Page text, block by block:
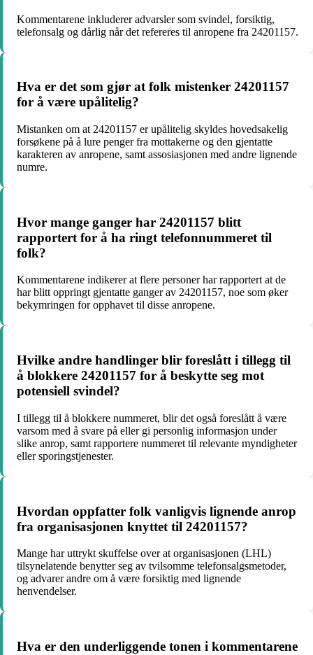
Kommentarene inkluderer advarsler som svindel, forsiktig,
telefonsalg og dårlig når det refereres til anropene fra 24201157.
Hva er det som gjør at folk mistenker 24201157
for å være upålitelig?
Mistanken om at 24201157 er upålitelig skyldes hovedsakelig
forsøkene på å lure penger fra mottakerne og den gjentatte
karakteren av anropene, samt assosiasjonen med andre lignende
numre.
Hvor mange ganger har 24201157 blitt
rapportert for å ha ringt telefonnummeret til
folk?
Kommentarene indikerer at flere personer har rapportert at de
har blitt oppringt gjentatte ganger av 24201157, noe som øker
bekymringen for opphavet til disse anropene.
Hvilke andre handlinger blir foreslått i tillegg til
å blokkere 24201157 for å beskytte seg mot
potensiell svindel?
I tillegg til å blokkere nummeret, blir det også foreslått å være
varsom med å svare på eller gi personlig informasjon under
slike anrop, samt rapportere nummeret til relevante myndigheter
eller sporingstjenester.
Hvordan oppfatter folk vanligvis lignende anrop
fra organisasjonen knyttet til 24201157?
Mange har uttrykt skuffelse over at organisasjonen (LHL)
tilsynelatende benytter seg av tvilsomme telefonsalgsmetoder,
og advarer andre om å være forsiktig med lignende
henvendelser.
Hva er den underliggende tonen i kommentarene